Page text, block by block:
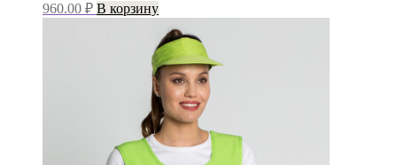
960.00 ₽ В корзину